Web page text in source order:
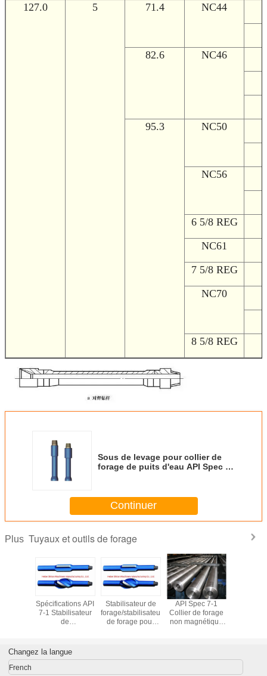
127.0
5 71.4 NC44
82.6
NC46
95.3
NC50
NC56
6 5/8 REG
NC61
7 5/8 REG
NC70
8 5/8 REG
Sous de levage pour collier de
forage de puits d'eau API Spec 7-
Continuer
Plus Tuyaux et outils de forage
Spécifications API
7-1 Stabilisateur
de
Stabilisateur de
forage/stabilisateur
de forage pour
API Spec 7-1
Collier de forage
non magnétique
Changez la langue
French